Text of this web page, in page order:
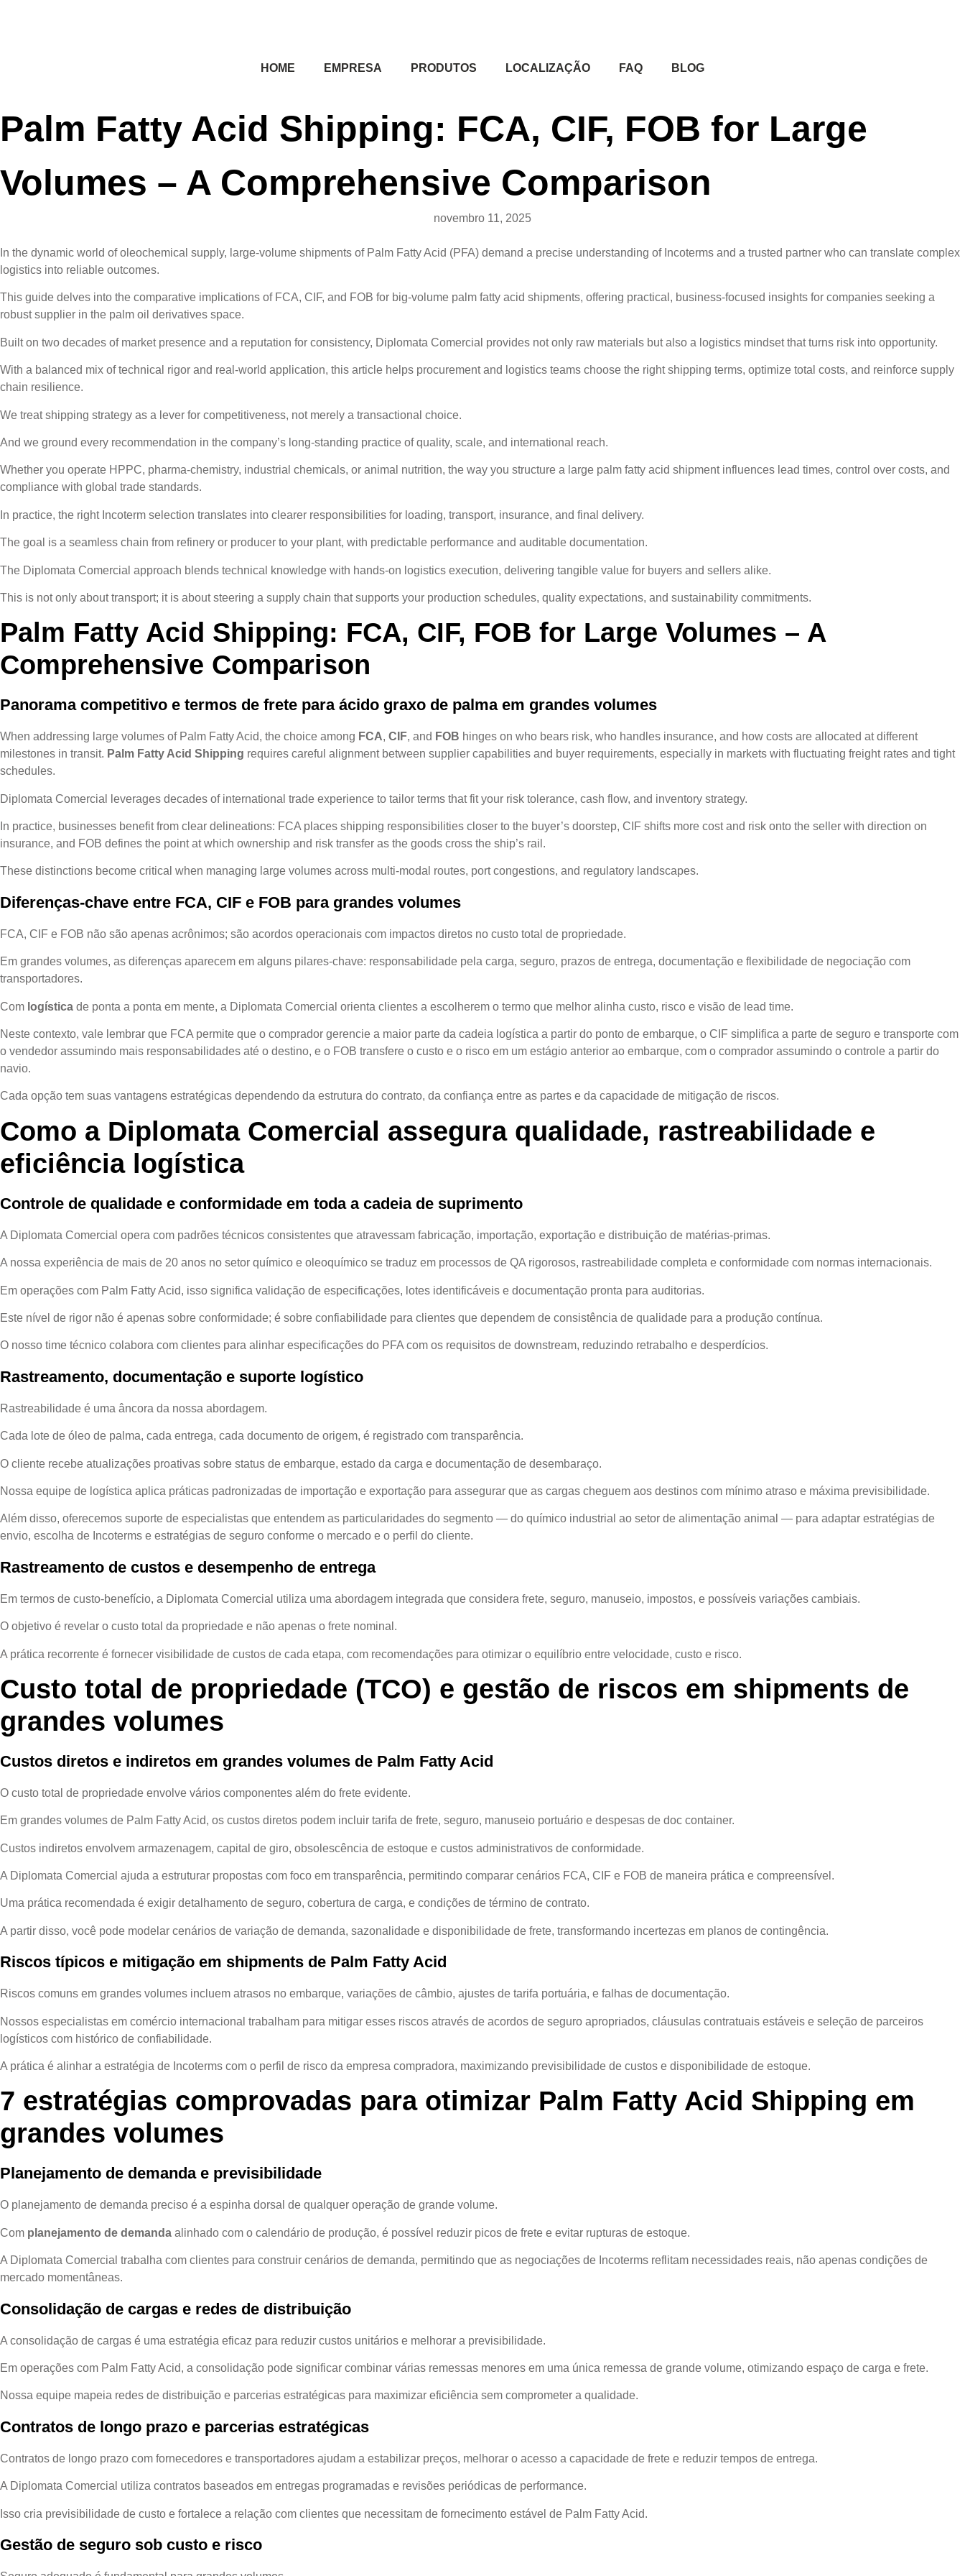
HOME EMPRESA PRODUTOS LOCALIZAÇÃO FAQ BLOG
Palm Fatty Acid Shipping: FCA, CIF, FOB for Large
Volumes – A Comprehensive Comparison
novembro 11, 2025
In the dynamic world of oleochemical supply, large-volume shipments of Palm Fatty Acid (PFA) demand a precise understanding of Incoterms and a trusted partner who can translate complex
logistics into reliable outcomes.
This guide delves into the comparative implications of FCA, CIF, and FOB for big-volume palm fatty acid shipments, offering practical, business-focused insights for companies seeking a
robust supplier in the palm oil derivatives space.
Built on two decades of market presence and a reputation for consistency, Diplomata Comercial provides not only raw materials but also a logistics mindset that turns risk into opportunity.
With a balanced mix of technical rigor and real-world application, this article helps procurement and logistics teams choose the right shipping terms, optimize total costs, and reinforce supply
chain resilience.
We treat shipping strategy as a lever for competitiveness, not merely a transactional choice.
And we ground every recommendation in the company’s long-standing practice of quality, scale, and international reach.
Whether you operate HPPC, pharma-chemistry, industrial chemicals, or animal nutrition, the way you structure a large palm fatty acid shipment influences lead times, control over costs, and
compliance with global trade standards.
In practice, the right Incoterm selection translates into clearer responsibilities for loading, transport, insurance, and final delivery.
The goal is a seamless chain from refinery or producer to your plant, with predictable performance and auditable documentation.
The Diplomata Comercial approach blends technical knowledge with hands-on logistics execution, delivering tangible value for buyers and sellers alike.
This is not only about transport; it is about steering a supply chain that supports your production schedules, quality expectations, and sustainability commitments.
Palm Fatty Acid Shipping: FCA, CIF, FOB for Large Volumes – A
Comprehensive Comparison
Panorama competitivo e termos de frete para ácido graxo de palma em grandes volumes
When addressing large volumes of Palm Fatty Acid, the choice among FCA, CIF, and FOB hinges on who bears risk, who handles insurance, and how costs are allocated at different
milestones in transit. Palm Fatty Acid Shipping requires careful alignment between supplier capabilities and buyer requirements, especially in markets with fluctuating freight rates and tight
schedules.
Diplomata Comercial leverages decades of international trade experience to tailor terms that fit your risk tolerance, cash flow, and inventory strategy.
In practice, businesses benefit from clear delineations: FCA places shipping responsibilities closer to the buyer’s doorstep, CIF shifts more cost and risk onto the seller with direction on
insurance, and FOB defines the point at which ownership and risk transfer as the goods cross the ship’s rail.
These distinctions become critical when managing large volumes across multi-modal routes, port congestions, and regulatory landscapes.
Diferenças-chave entre FCA, CIF e FOB para grandes volumes
FCA, CIF e FOB não são apenas acrônimos; são acordos operacionais com impactos diretos no custo total de propriedade.
Em grandes volumes, as diferenças aparecem em alguns pilares-chave: responsabilidade pela carga, seguro, prazos de entrega, documentação e flexibilidade de negociação com
transportadores.
Com logística de ponta a ponta em mente, a Diplomata Comercial orienta clientes a escolherem o termo que melhor alinha custo, risco e visão de lead time.
Neste contexto, vale lembrar que FCA permite que o comprador gerencie a maior parte da cadeia logística a partir do ponto de embarque, o CIF simplifica a parte de seguro e transporte com
o vendedor assumindo mais responsabilidades até o destino, e o FOB transfere o custo e o risco em um estágio anterior ao embarque, com o comprador assumindo o controle a partir do
navio.
Cada opção tem suas vantagens estratégicas dependendo da estrutura do contrato, da confiança entre as partes e da capacidade de mitigação de riscos.
Como a Diplomata Comercial assegura qualidade, rastreabilidade e
eficiência logística
Controle de qualidade e conformidade em toda a cadeia de suprimento
A Diplomata Comercial opera com padrões técnicos consistentes que atravessam fabricação, importação, exportação e distribuição de matérias-primas.
A nossa experiência de mais de 20 anos no setor químico e oleoquímico se traduz em processos de QA rigorosos, rastreabilidade completa e conformidade com normas internacionais.
Em operações com Palm Fatty Acid, isso significa validação de especificações, lotes identificáveis e documentação pronta para auditorias.
Este nível de rigor não é apenas sobre conformidade; é sobre confiabilidade para clientes que dependem de consistência de qualidade para a produção contínua.
O nosso time técnico colabora com clientes para alinhar especificações do PFA com os requisitos de downstream, reduzindo retrabalho e desperdícios.
Rastreamento, documentação e suporte logístico
Rastreabilidade é uma âncora da nossa abordagem.
Cada lote de óleo de palma, cada entrega, cada documento de origem, é registrado com transparência.
O cliente recebe atualizações proativas sobre status de embarque, estado da carga e documentação de desembaraço.
Nossa equipe de logística aplica práticas padronizadas de importação e exportação para assegurar que as cargas cheguem aos destinos com mínimo atraso e máxima previsibilidade.
Além disso, oferecemos suporte de especialistas que entendem as particularidades do segmento — do químico industrial ao setor de alimentação animal — para adaptar estratégias de
envio, escolha de Incoterms e estratégias de seguro conforme o mercado e o perfil do cliente.
Rastreamento de custos e desempenho de entrega
Em termos de custo-benefício, a Diplomata Comercial utiliza uma abordagem integrada que considera frete, seguro, manuseio, impostos, e possíveis variações cambiais.
O objetivo é revelar o custo total da propriedade e não apenas o frete nominal.
A prática recorrente é fornecer visibilidade de custos de cada etapa, com recomendações para otimizar o equilíbrio entre velocidade, custo e risco.
Custo total de propriedade (TCO) e gestão de riscos em shipments de
grandes volumes
Custos diretos e indiretos em grandes volumes de Palm Fatty Acid
O custo total de propriedade envolve vários componentes além do frete evidente.
Em grandes volumes de Palm Fatty Acid, os custos diretos podem incluir tarifa de frete, seguro, manuseio portuário e despesas de doc container.
Custos indiretos envolvem armazenagem, capital de giro, obsolescência de estoque e custos administrativos de conformidade.
A Diplomata Comercial ajuda a estruturar propostas com foco em transparência, permitindo comparar cenários FCA, CIF e FOB de maneira prática e compreensível.
Uma prática recomendada é exigir detalhamento de seguro, cobertura de carga, e condições de término de contrato.
A partir disso, você pode modelar cenários de variação de demanda, sazonalidade e disponibilidade de frete, transformando incertezas em planos de contingência.
Riscos típicos e mitigação em shipments de Palm Fatty Acid
Riscos comuns em grandes volumes incluem atrasos no embarque, variações de câmbio, ajustes de tarifa portuária, e falhas de documentação.
Nossos especialistas em comércio internacional trabalham para mitigar esses riscos através de acordos de seguro apropriados, cláusulas contratuais estáveis e seleção de parceiros
logísticos com histórico de confiabilidade.
A prática é alinhar a estratégia de Incoterms com o perfil de risco da empresa compradora, maximizando previsibilidade de custos e disponibilidade de estoque.
7 estratégias comprovadas para otimizar Palm Fatty Acid Shipping em
grandes volumes
Planejamento de demanda e previsibilidade
O planejamento de demanda preciso é a espinha dorsal de qualquer operação de grande volume.
Com planejamento de demanda alinhado com o calendário de produção, é possível reduzir picos de frete e evitar rupturas de estoque.
A Diplomata Comercial trabalha com clientes para construir cenários de demanda, permitindo que as negociações de Incoterms reflitam necessidades reais, não apenas condições de
mercado momentâneas.
Consolidação de cargas e redes de distribuição
A consolidação de cargas é uma estratégia eficaz para reduzir custos unitários e melhorar a previsibilidade.
Em operações com Palm Fatty Acid, a consolidação pode significar combinar várias remessas menores em uma única remessa de grande volume, otimizando espaço de carga e frete.
Nossa equipe mapeia redes de distribuição e parcerias estratégicas para maximizar eficiência sem comprometer a qualidade.
Contratos de longo prazo e parcerias estratégicas
Contratos de longo prazo com fornecedores e transportadores ajudam a estabilizar preços, melhorar o acesso a capacidade de frete e reduzir tempos de entrega.
A Diplomata Comercial utiliza contratos baseados em entregas programadas e revisões periódicas de performance.
Isso cria previsibilidade de custo e fortalece a relação com clientes que necessitam de fornecimento estável de Palm Fatty Acid.
Gestão de seguro sob custo e risco